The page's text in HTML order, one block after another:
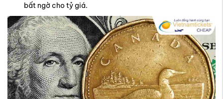
bất ngờ cho tỷ giá.